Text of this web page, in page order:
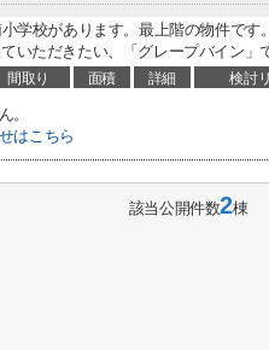
学校があります。最上階の物件です
いただきたい、「グレープバイン」
間取り 面積 詳細 検討
。
はこちら
該当公開件数2棟